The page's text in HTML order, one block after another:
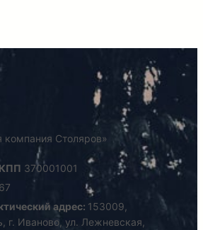
Столяров»
КПП 370001001
адрес: 153009,
г. Иваново, ул. Лежневская,